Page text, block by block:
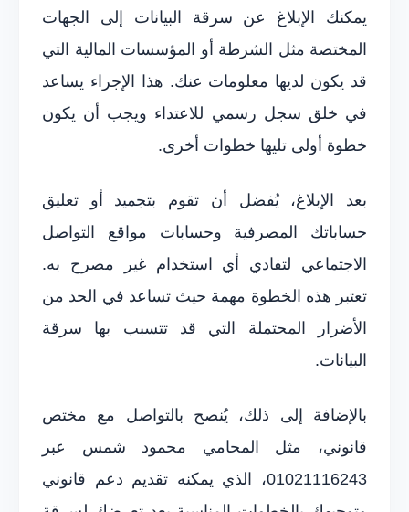
يمكنك الإبلاغ عن سرقة البيانات إلى الجهات
المختصة مثل الشرطة أو المؤسسات المالية التي
قد يكون لديها معلومات عنك. هذا الإجراء يساعد
في خلق سجل رسمي للاعتداء ويجب أن يكون
خطوة أولى تليها خطوات أخرى.
بعد الإبلاغ، يُفضل أن تقوم بتجميد أو تعليق
حساباتك المصرفية وحسابات مواقع التواصل
الاجتماعي لتفادي أي استخدام غير مصرح به.
تعتبر هذه الخطوة مهمة حيث تساعد في الحد من
الأضرار المحتملة التي قد تتسبب بها سرقة
البيانات.
بالإضافة إلى ذلك، يُنصح بالتواصل مع مختص
قانوني، مثل المحامي محمود شمس عبر
01021116243، الذي يمكنه تقديم دعم قانوني